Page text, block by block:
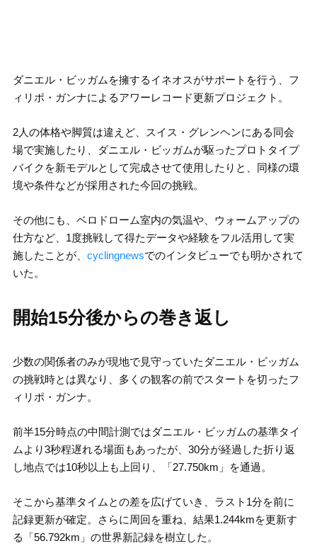
ダニエル・ビッガムを擁するイネオスがサポートを行う、フ
ィリポ・ガンナによるアワーレコード更新プロジェクト。
2人の体格や脚質は違えど、スイス・グレンヘンにある同会
場で実施したり、ダニエル・ビッガムが駆ったプロトタイプ
バイクを新モデルとして完成させて使用したりと、同様の環
境や条件などが採用された今回の挑戦。
その他にも、ベロドローム室内の気温や、ウォームアップの
仕方など、1度挑戦して得たデータや経験をフル活用して実
施したことが、 cyclingnewsでのインタビューでも明かされて
いた。
開始15分後からの巻き返し
少数の関係者のみが現地で見守っていたダニエル・ビッガム
の挑戦時とは異なり、多くの観客の前でスタートを切ったフ
ィリポ・ガンナ。
前半15分時点の中間計測ではダニエル・ビッガムの基準タイ
ムより3秒程遅れる場面もあったが、30分が経過した折り返
し地点では10秒以上も上回り、「27.750km」を通過。
そこから基準タイムとの差を広げていき、ラスト1分を前に
記録更新が確定。さらに周回を重ね、結果1.244kmを更新す
る「56.792km」の世界新記録を樹立した。